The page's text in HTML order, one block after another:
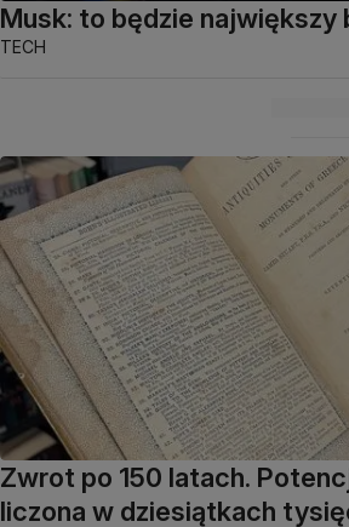
Musk: to będzie największy
TECH
Zwrot po 150 latach.
liczona w dziesiątkach